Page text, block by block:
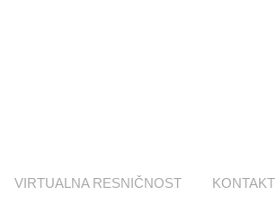
VIRTUALNA RESNIČNOST KONTAKT